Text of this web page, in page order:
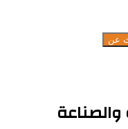
عن
والصناعة